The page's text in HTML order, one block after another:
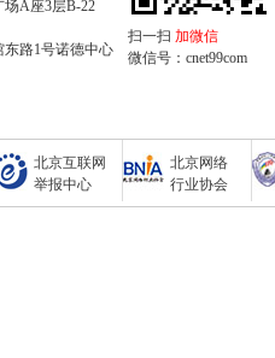
A座3层B-22
路1号诺德中心
扫一扫 加微信
微信号：cnet99com
北京互联网
举报中心
北京网络
行业协会